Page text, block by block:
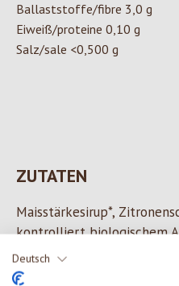
Deutsch
Ballaststoffe/fibre 3,0 g
Eiweiß/proteine 0,10 g
Salz/sale <0,500 g
ZUTATEN
Maisstärkesirup*,
kontrolliert biologischem